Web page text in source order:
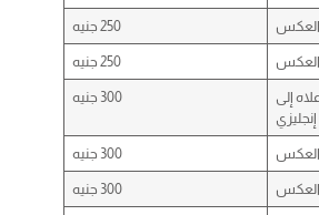
250 جنيه
250 جنيه
إلى
إنجليزي
300 جنيه
300 جنيه
300 جنيه